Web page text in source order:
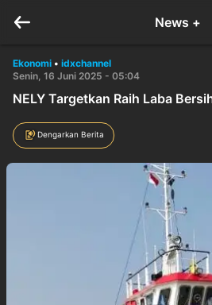
News +
Ekonomi • idxchannel
Senin, 16 Juni 2025 - 05:04
NELY Targetkan Raih Laba
Dengarkan Berita